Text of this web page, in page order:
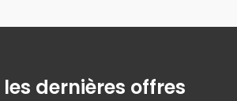
dernières offres